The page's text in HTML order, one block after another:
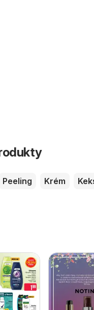
Peeling Krém